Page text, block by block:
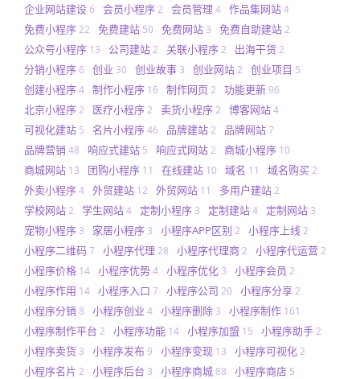
企业网站建设6 会员小程序2 会员管理 4 作品集网站4
免费小程序22 免费建站 50 免费网站 3 免费自助建站2
公众号小程序 13 公司建站2 关联小程序2 出海干货2
分销小程序6 创业 30 创业故事 3 创业网站2 创业项目 5
创建小程序4 制作小程序 16 制作网页 2 功能更新96
北京小程序2 医疗小程序2 卖货小程序2 博客网站4
可视化建站 5 名片小程序46 品牌建站2 品牌网站7
品牌营销 48 响应式建站 5 响应式网站2 商城小程序 10
商城网站 13 团购小程序 11 在线建站 10 域名 11 域名购买2
外卖小程序4 外贸建站 12 外贸网站 11 多用户建站2
学校网站2 学生网站4 定制小程序 3 定制建站4 定制网站 3
宠物小程序 3 家居小程序 3 小程序APP区别 2 小程序上线 2
小程序二维码7 小程序代理 28 小程序代理商2 小程序代运营2
小程序价格 14 小程序优势4 小程序优化 3 小程序会员 2
小程序作用 14 小程序入口 7 小程序公司 20 小程序分享2
小程序分销 8 小程序创业 4 小程序删除 3 小程序制作 161
小程序制作平台 2 小程序功能 14 小程序加盟 15 小程序助手2
小程序卖货 3 小程序发布9 小程序变现 13 小程序可视化2
小程序名片 2 小程序后台 3 小程序商城88 小程序商店 5